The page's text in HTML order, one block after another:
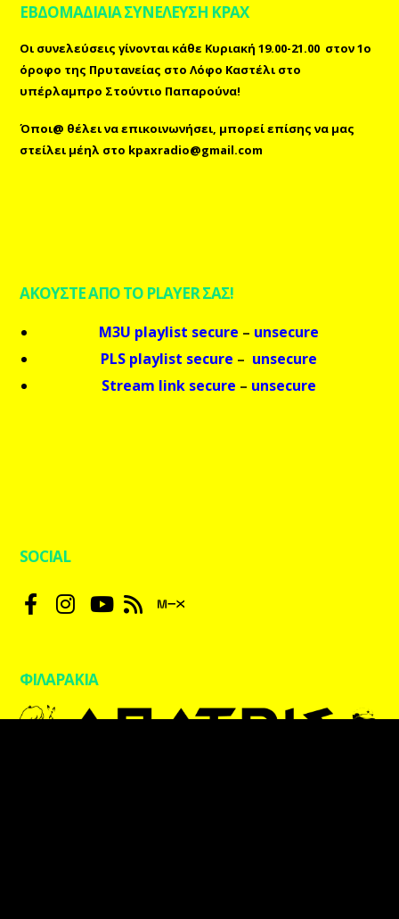
ΕΒΔΟΜΑΔΙΑΙΑ ΣΥΝΕΛΕΥΣΗ ΚΡΑΧ
Οι συνελεύσεις γίνονται κάθε Κυριακή 19.00-21.00 στον 1ο
όροφο της Πρυτανείας στο Λόφο Καστέλι στο
υπέρλαμπρο Στούντιο Παπαρούνα!
Όποι@ θέλει να επικοινωνήσει, μπορεί επίσηςνα μας
στείλει μέηλ στο kpaxradio@gmail.com
ΑΚΟΥΣΤΕ ΑΠΟ ΤΟ PLAYER ΣΑΣ!
M3U playlist secure – unsecure
PLS playlist secure – unsecure
Stream link secure – unsecure
SOCIAL
ΦΙΛΑΡΑΚΙΑ